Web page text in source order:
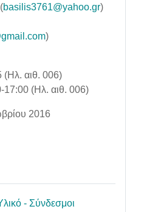
basilis3761@yahoo.gr)
)
(Ηλ. αιθ. 006)
17:00 (Ηλ. αιθ. 006)
2016
- Σύνδεσμοι